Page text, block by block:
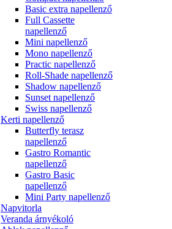
Basic extra napellenző
Full Cassette
napellenző
Mini napellenző
Mono napellenző
Practic napellenző
Roll-Shade napellenző
Shadow napellenző
Sunset napellenző
Swiss napellenző
Kerti napellenző
Butterfly terasz
napellenző
Gastro Romantic
napellenző
Gastro Basic
napellenző
Mini Party napellenző
Napvitorla
Veranda árnyékoló